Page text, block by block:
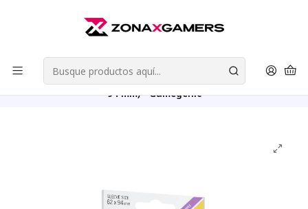
Retiros en Providencia
Leer más
Inicio Accesorios
Protectores de Cartas (Juegos de Mesa)
Protectores Board Game MATTE Standard European (62 x
94 mm) - Gamegenic